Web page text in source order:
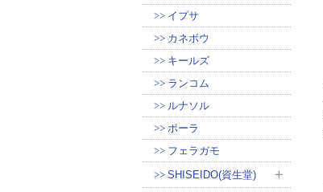
イプサ
カネボウ
キールズ
ランコム
ルナソル
ポーラ
フェラガモ
SHISEIDO(資生堂)